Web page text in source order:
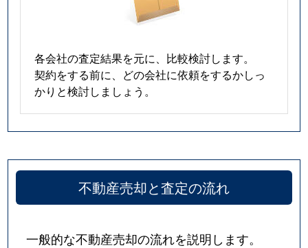
各会社の査定結果を元に、比較検討します。
契約をする前に、どの会社に依頼をするかしっ
かりと検討しましょう。
不動産売却と査定の流れ
一般的な不動産売却の流れを説明します。